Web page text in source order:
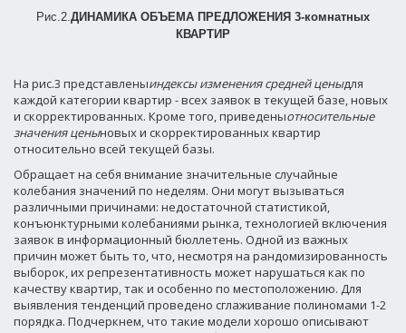
Рис.2.ДИНАМИКА ОБЪЕМА ПРЕДЛОЖЕНИЯ 3-комнатных
КВАРТИР
На рис.3 представленыиндексы изменения средней ценыдля
каждой категории квартир - всех заявок в текущей базе, новых
и скорректированных. Кроме того, приведеныотносительные
значения ценыновых и скорректированных квартир
относительно всей текущей базы.
Обращает на себя внимание значительные случайные
колебания значений по неделям. Они могут вызываться
различными причинами: недостаточной статистикой,
конъюнктурными колебаниями рынка, технологией включения
заявок в информационный бюллетень. Одной из важных
причин может быть то, что, несмотря на рандомизированность
выборок, их репрезентативность может нарушаться как по
качеству квартир, так и особенно по местоположению. Для
выявления тенденций проведено сглаживание полиномами 1-2
порядка. Подчеркнем, что такие модели хорошо описывают